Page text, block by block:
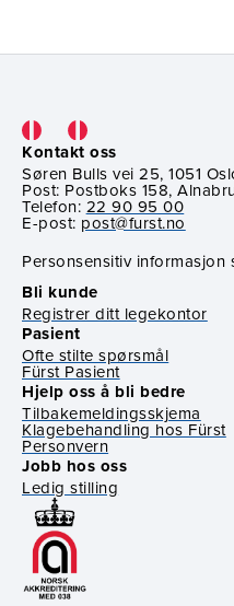
Kontakt oss
Søren Bulls vei 25, 1051
Post: Postboks 158,
Telefon: 22 90 95 00
E-post: post@furst.no
Personsensitiv
Bli kunde
Registrer ditt legekontor
Pasient
Ofte stilte spørsmål
Fürst Pasient
Hjelp oss å bli bedre
Tilbakemeldingsskjema
Klagebehandling hos Fürst
Personvern
Jobb hos oss
Ledig stilling